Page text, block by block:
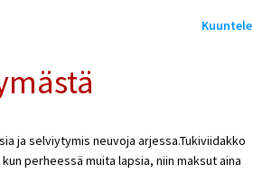
Kuuntele
ja selviytymis neuvoja arjessa.Tukiviidakko
perheessä muita lapsia, niin maksut aina